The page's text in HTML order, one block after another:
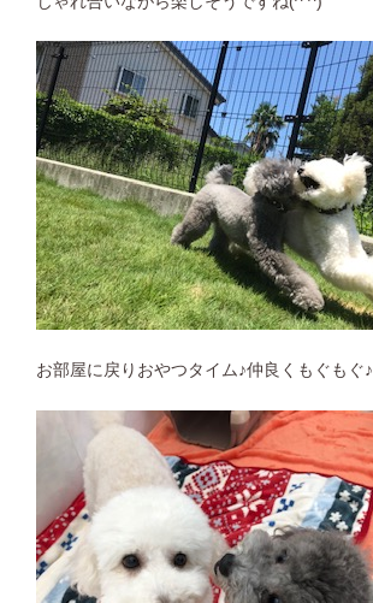
お部屋に戻りおやつタイム♪仲良くもぐもぐ♪